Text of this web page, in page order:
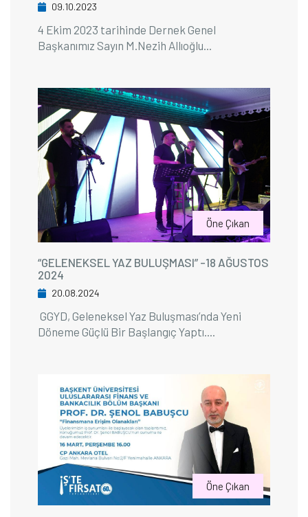
09.10.2023
4 Ekim 2023 tarihinde Dernek Genel
Başkanımız Sayın M.Nezih Allıoğlu...
Öne Çıkan
“GELENEKSEL YAZ BULUŞMASI” -18 AĞUSTOS
2024
20.08.2024
GGYD, Geleneksel Yaz Buluşması’nda Yeni
Döneme Güçlü Bir Başlangıç Yaptı....
Öne Çıkan